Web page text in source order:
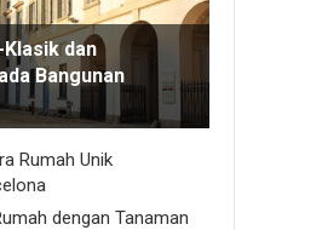
dan
Bangunan
Rumah Unik
dengan Tanaman